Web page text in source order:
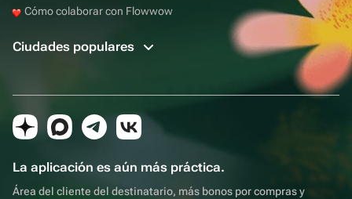
Cómo colaborar con Flowwow
Ciudades populares
La aplicación es aún más práctica.
Área del cliente del destinatario, más bonos por compras y